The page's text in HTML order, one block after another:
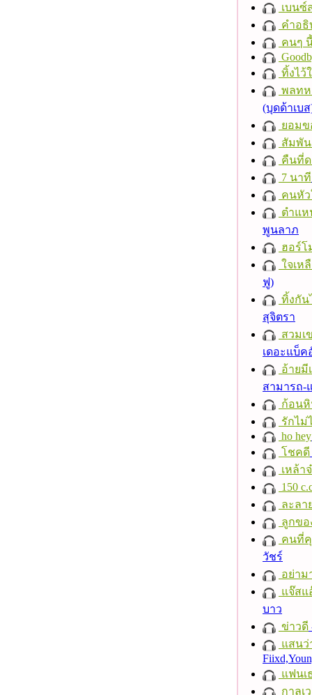
เบนซ์
คำอธิ
คนๆ
ทิ้งไว้
พลท
(บุดด้าเบ
ยอมข
สัมพั
คืนที่ด
7 นาที
คนหัว
ตำแห
พูนลาภ
ฮอร์โ
ใจเห
ฟู)
ทิ้งกัน
สุจิตรา
สวมเ
เดอะแบ็ค
อ้ายมี
สามารถ-
ก้อน
รักไม่
ho hey
โชคดี
เหล้า
150
ละลา
ลูกขอ
คนที่
วัชร์
อย่าม
แจ๊สแ
บาว
ข่าวดี
แสนว่
แฟนเ
กาลเ